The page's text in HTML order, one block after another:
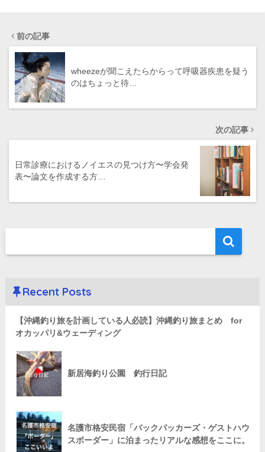
前の記事
wheezeが聞こえたらからって呼吸器疾患を疑う
のはちょっと待…
次の記事
日常診療におけるノイエスの見つけ方〜学会発
表〜論文を作成する方…
Recent Posts
【沖縄釣り旅を計画している人必読】沖縄釣り旅まとめ for
オカッパリ&ウェーディング
新居海釣り公園 釣行日記
名護市格安民宿「バックパッカーズ・ゲストハウ
スボーダー」に泊まったリアルな感想をここに。